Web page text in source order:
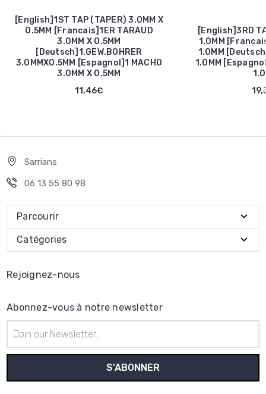
[English]1ST TAP (TAPER) 3.0MM X
0.5MM [Francais]1ER TARAUD
3.0MM X 0.5MM
[Deutsch]1.GEW.BOHRER
3.0MMX0.5MM [Espagnol]1 MACHO
3.0MM X 0.5MM
11,46€
[English]3RD
1.0MM
1.0MM
1.0MM
Sarrians
06 13 55 80 98
Parcourir
Catégories
Rejoignez-nous
Abonnez-vous à notre newsletter
e-
mail